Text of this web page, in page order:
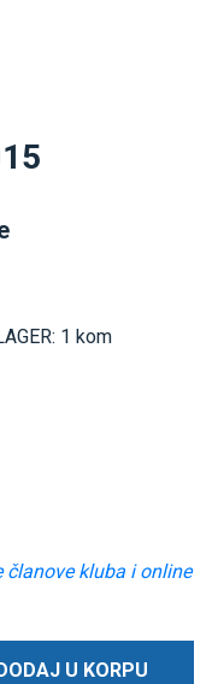
1 kom
članove kluba i online
DODAJ U KORPU